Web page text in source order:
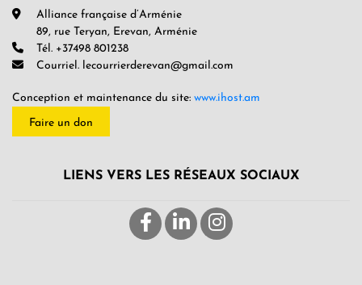
Alliance française d’Arménie
89, rue Teryan, Erevan, Arménie
Tél. +37498 801238
Courriel. lecourrierderevan@gmail.com
Conception et maintenance du site: www.ihost.am
Faire un don
LIENS VERS LES RÉSEAUX SOCIAUX